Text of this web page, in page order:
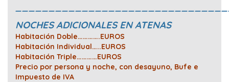
NOCHES ADICIONALES EN ATENAS
Habitación Doble………….EUROS
Habitación Individual…..EUROS
Habitación Triple…………EUROS
Precio por persona y noche, con desayuno, Bufe e
Impuesto de IVA